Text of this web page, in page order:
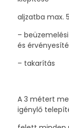
aljzatba max.
–
és
– takarítás
A 3 métert
igénylő